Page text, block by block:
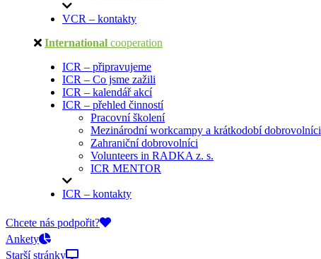
VCR – kontakty
International cooperation
ICR – připravujeme
ICR – Co jsme zažili
ICR – kalendář akcí
ICR – přehled činností
Pracovní školení
Mezinárodní workcampy a krátkodobí dobrovolníci
Zahraniční dobrovolníci
Volunteers in RADKA z. s.
ICR MENTOR
ICR – kontakty
On-line přihlášky
Chcete nás podpořit?
Ankety
Starší stránky